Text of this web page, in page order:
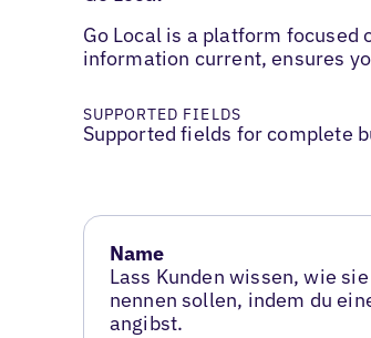
Go Local is a platform
information current, ensures
SUPPORTED FIELDS
Supported fields for complete
Name
Lass Kunden wissen, wie
nennen sollen, indem du
angibst.